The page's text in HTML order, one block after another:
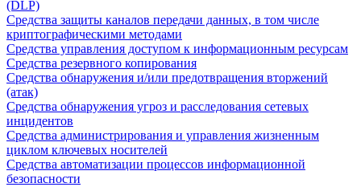
(DLP)
Средства защиты каналов передачи данных, в том числе
криптографическими методами
Средства управления доступом к информационным ресурсам
Средства резервного копирования
Средства обнаружения и/или предотвращения вторжений
(атак)
Средства обнаружения угроз и расследования сетевых
инцидентов
Средства администрирования и управления жизненным
циклом ключевых носителей
Средства автоматизации процессов информационной
безопасности